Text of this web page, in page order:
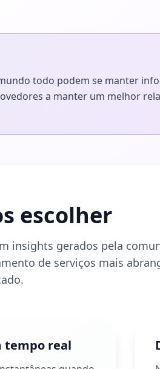
todo podem se manter
a manter um melhor
escolher
insights gerados pela
de serviços mais
tempo real